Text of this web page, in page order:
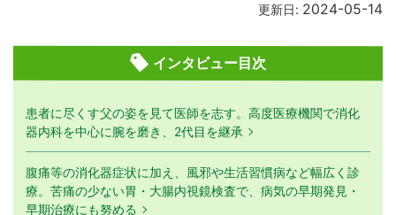
更新日: 2024-05-14
インタビュー目次
患者に尽くす父の姿を見て医師を志す。高度医療機関で消化
器内科を中心に腕を磨き、2代目を継承
腹痛等の消化器症状に加え、風邪や生活習慣病など幅広く診
療。苦痛の少ない胃・大腸内視鏡検査で、病気の早期発見・
早期治療にも努める